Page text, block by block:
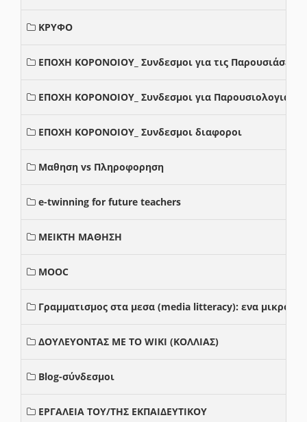
ΚΡΥΦΟ
ΕΠΟΧΗ ΚΟΡΟΝΟΙΟΥ_ Συνδεσμοι για τις Παρουσιάσεις
ΕΠΟΧΗ ΚΟΡΟΝΟΙΟΥ_ Συνδεσμοι για Παρουσιολογια
ΕΠΟΧΗ ΚΟΡΟΝΟΙΟΥ_ Συνδεσμοι διαφοροι
Μαθηση vs Πληροφορηση
e-twinning for future teachers
ΜΕΙΚΤΗ ΜΑΘΗΣΗ
MOOC
Γραμματισμος στα μεσα (media litteracy): ενα μικρο
ΔΟΥΛΕΥΟΝΤΑΣ ΜΕ ΤΟ WIKI (ΚΟΛΛΙΑΣ)
Blog-σύνδεσμοι
ΕΡΓΑΛΕΙΑ ΤΟΥ/ΤΗΣ ΕΚΠΑΙΔΕΥΤΙΚΟΥ